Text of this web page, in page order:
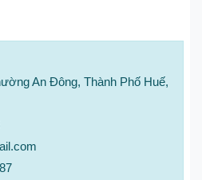
An Đông, Thành Phố Huế,